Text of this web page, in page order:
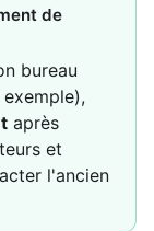
de
bureau
après
et
l'ancien